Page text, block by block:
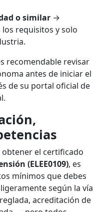
o similar →
requisitos y solo
recomendable revisar
antes de iniciar el
de su portal oficial de
el certificado
(ELEE0109), es
mínimos que debes
según la vía
acreditación de